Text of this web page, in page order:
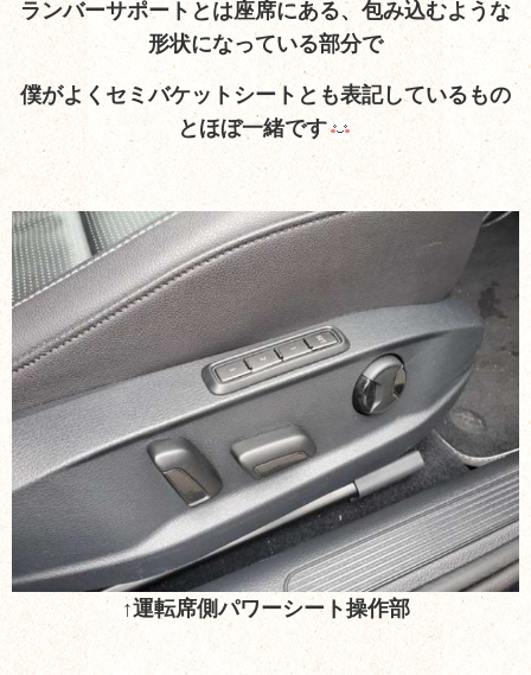
ランバーサポートとは座席にある、包み込むような
形状になっている部分で
僕がよくセミバケットシートとも表記しているもの
とほぼ一緒です
↑運転席側パワーシート操作部